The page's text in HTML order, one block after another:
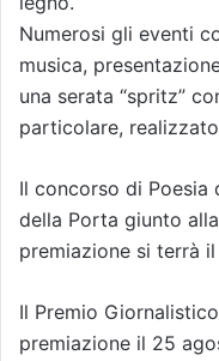
Numerosi gli eventi
musica,
una serata “spritz”
particolare,
Il concorso di
della Porta giunto
premiazione si terrà
Il Premio
premiazione il 25